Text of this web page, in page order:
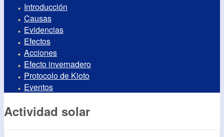
Introducción
Causas
Evidencias
Efectos
Acciones
Efecto invernadero
Protocolo de Kioto
Eventos
Actividad solar